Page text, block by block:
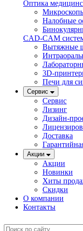
Оптика
Налобные
CAD-CAM
Вытяжные
3D-
Печи для
Сервис
Сервис
Лизинг
Дизайн-
Доставка
Акции
Акции
Новинки
Хиты
Скидки
О компании
Контакты